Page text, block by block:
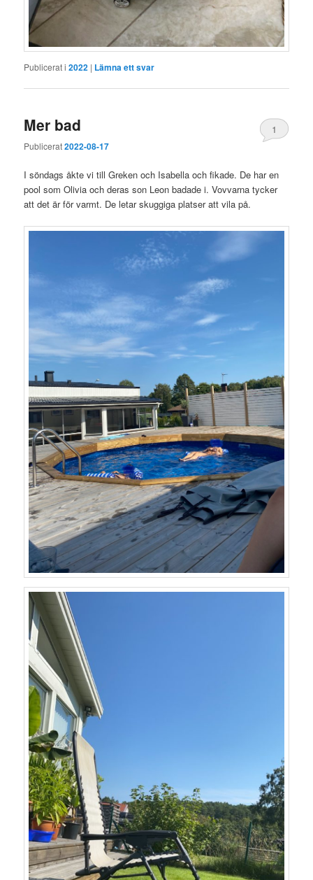
Publicerat i 2022 | Lämna ett svar
Mer bad
Publicerat2022-08-17
1
I söndags åkte vi till Greken och Isabella och fikade. De har en
pool som Olivia och deras son Leon badade i. Vovvarna tycker
att det är för varmt. De letar skuggiga platser att vila på.